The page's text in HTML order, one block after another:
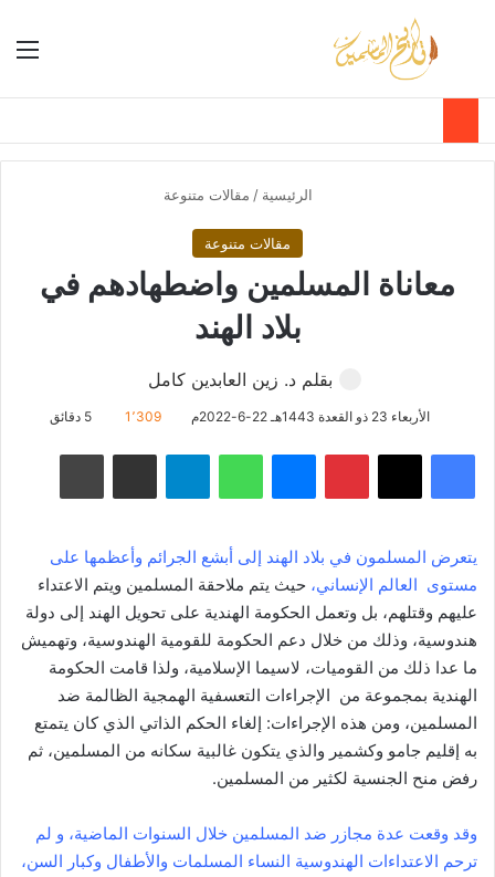
الوضع بحث عن
الرئيسية / مقالات متنوعة
مقالات متنوعة
معاناة المسلمين واضطهادهم في
بلاد الهند
بقلم د. زين العابدين كامل
الأربعاء 23 ذو القعدة 1443هـ 22-6-2022م 1٬309 5 دقائق
فيسبوك بينتيريست واتساب
يتعرض المسلمون في بلاد الهند إلى أبشع الجرائم وأعظمها على
مستوى العالم الإنساني، حيث يتم ملاحقة المسلمين ويتم الاعتداء
عليهم وقتلهم، بل وتعمل الحكومة الهندية على تحويل الهند إلى دولة
هندوسية، وذلك من خلال دعم الحكومة للقومية الهندوسية، وتهميش
ما عدا ذلك من القوميات، لاسيما الإسلامية، ولذا قامت الحكومة
الهندية بمجموعة من الإجراءات التعسفية الهمجية الظالمة ضد
المسلمين، ومن هذه الإجراءات: إلغاء الحكم الذاتي الذي كان يتمتع
به إقليم جامو وكشمير والذي يتكون غالبية سكانه من المسلمين، ثم
رفض منح الجنسية لكثير من المسلمين.
وقد وقعت عدة مجازر ضد المسلمين خلال السنوات الماضية، و لم
ترحم الاعتداءات الهندوسية النساء المسلمات والأطفال وكبار السن،